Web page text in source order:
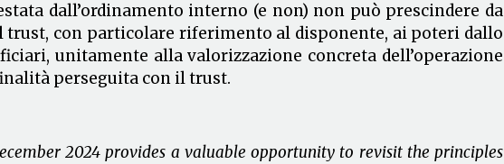
dall’ordinamento interno (e non) non può prescindere da
trust, con particolare riferimento al disponente, ai poteri dallo
unitamente alla valorizzazione concreta dell’operazione
perseguita con il trust.
2024 provides a valuable opportunity to revisit the principles